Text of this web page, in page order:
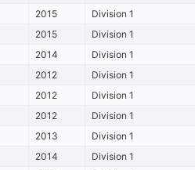
2015 Division 1
2015 Division 1
2014 Division 1
2012 Division 1
2012 Division 1
2012 Division 1
2013 Division 1
2014 Division 1